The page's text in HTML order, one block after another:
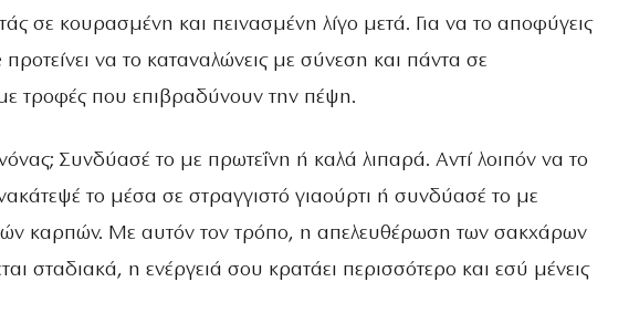
σε κουρασμένη και πεινασμένη λίγο μετά. Για να το αποφύγεις
να το καταναλώνεις με σύνεση και πάντα σε
τροφές που επιβραδύνουν την πέψη.
Συνδύασέ το με πρωτεΐνη ή καλά λιπαρά. Αντί λοιπόν να το
το μέσα σε στραγγιστό γιαούρτι ή συνδύασέ το με
καρπών. Με αυτόν τον τρόπο, η απελευθέρωση των σακχάρων
σταδιακά, η ενέργειά σου κρατάει περισσότερο και εσύ μένεις